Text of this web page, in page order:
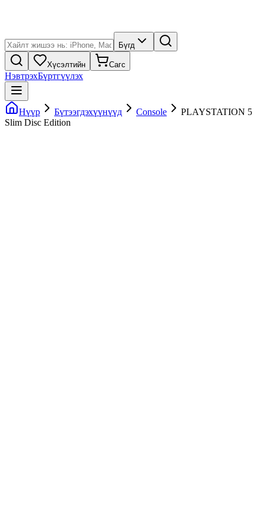
Бүгд
Хүсэлтийн Сагс
НэвтрэхБүртгүүлэх
Нүүр Бүтээгдэхүүнүүд Console
PLAYSTATION 5
Slim Disc Edition